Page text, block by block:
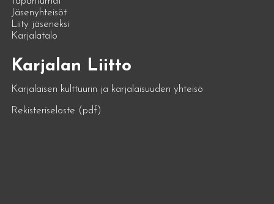
Jäsenyhteisöt
Liity jäseneksi
Karjalatalo
Karjalan Liitto
Karjalaisen kulttuurin ja karjalaisuuden yhteisö
Rekisteriseloste (pdf)